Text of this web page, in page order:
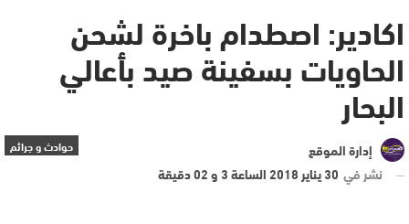
اكادير: اصطدام باخرة لشحن
الحاويات بسفينة صيد بأعالي
البحار
حوادث و جرائم
إدارة الموقع
نشر في 30 يناير 2018 الساعة 3 و 02 دقيقة